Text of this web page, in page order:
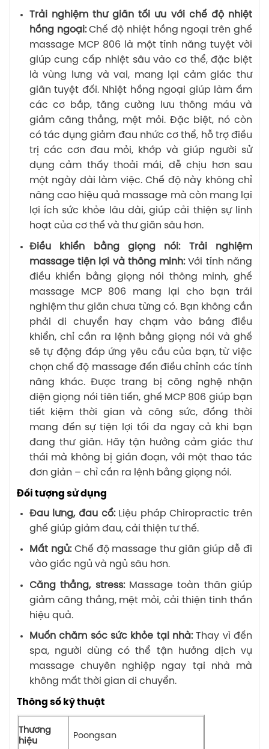
Trải nghiệm thư giãn tối ưu với chế độ nhiệt
hồng ngoại:Chế độ nhiệt hồng ngoại trên ghế
massage MCP 806 là một tính năng tuyệt vời
giúp cung cấp nhiệt sâu vào cơ thể, đặc biệt
là vùng lưng và vai, mang lại cảm giác thư
giãn tuyệt đối. Nhiệt hồng ngoại giúp làm ấm
các cơ bắp, tăng cường lưu thông máu và
giảm căng thẳng, mệt mỏi. Đặc biệt, nó còn
có tác dụng giảm đau nhức cơ thể, hỗ trợ điều
trị các cơn đau mỏi, khớp và giúp người sử
dụng cảm thấy thoải mái, dễ chịu hơn sau
một ngày dài làm việc. Chế độ này không chỉ
nâng cao hiệu quả massage mà còn mang lại
lợi ích sức khỏe lâu dài, giúp cải thiện sự linh
hoạt của cơ thể và thư giãn sâu hơn.
Điều khiển bằng giọng nói: Trải nghiệm
massage tiện lợi và thông minh:Với tính năng
điều khiển bằng giọng nói thông minh, ghế
massage MCP 806 mang lại cho bạn trải
nghiệm thư giãn chưa từng có. Bạn không cần
phải di chuyển hay chạm vào bảng điều
khiển, chỉ cần ra lệnh bằng giọng nói và ghế
sẽ tự động đáp ứng yêu cầu của bạn, từ việc
chọn chế độ massage đến điều chỉnh các tính
năng khác. Được trang bị công nghệ nhận
diện giọng nói tiên tiến, ghế MCP 806 giúp bạn
tiết kiệm thời gian và công sức, đồng thời
mang đến sự tiện lợi tối đa ngay cả khi bạn
đang thư giãn. Hãy tận hưởng cảm giác thư
thái mà không bị gián đoạn, với một thao tác
đơn giản – chỉ cần ra lệnh bằng giọng nói.
Đối tượng sử dụng
Đau lưng, đau cổ: Liệu pháp Chiropractic trên
ghế giúp giảm đau, cải thiện tư thế.
Mất ngủ: Chế độ massage thư giãn giúp dễ đi
vào giấc ngủ và ngủ sâu hơn.
Căng thẳng, stress: Massage toàn thân giúp
giảm căng thẳng, mệt mỏi, cải thiện tinh thần
hiệu quả.
Muốn chăm sóc sức khỏe tại nhà:Thay vì đến
spa, người dùng có thể tận hưởng dịch vụ
massage chuyên nghiệp ngay tại nhà mà
không mất thời gian di chuyển.
Thông số kỹ thuật
Thương
hiệu
Poongsan